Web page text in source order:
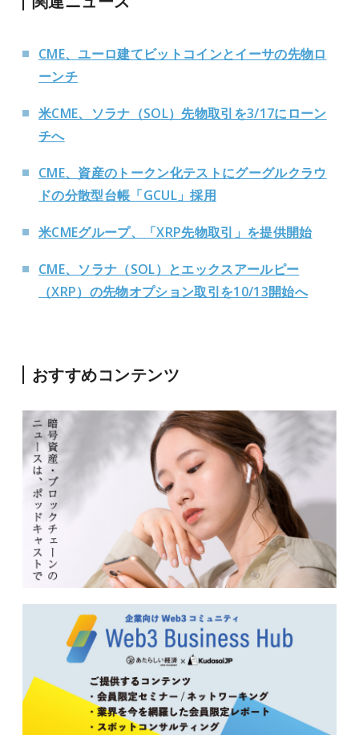
CME、ユーロ建てビットコインとイーサの先物ロ
ーンチ
米CME、ソラナ（SOL）先物取引を3/17にローン
チへ
CME、資産のトークン化テストにグーグルクラウ
ドの分散型台帳「GCUL」採用
米CMEグループ、「XRP先物取引」を提供開始
CME、ソラナ（SOL）とエックスアールピー
（XRP）の先物オプション取引を10/13開始へ
おすすめコンテンツ